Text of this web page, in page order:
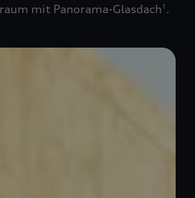
mit Panorama-Glasdach1 .